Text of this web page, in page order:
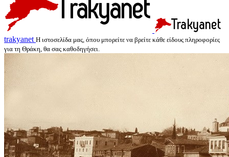
trakyanet Η ιστοσελίδα μας, όπου μπορείτε να βρείτε κάθε είδους πληροφορίες
για τη Θράκη, θα σας καθοδηγήσει.